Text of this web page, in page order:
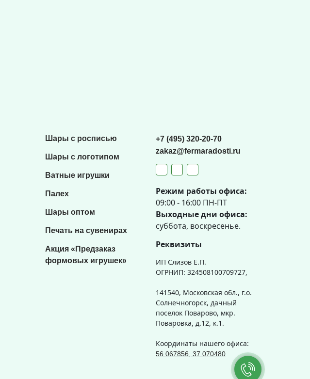
Шары с росписью
Шары с логотипом
Ватные игрушки
Палех
Шары оптом
Печать на сувенирах
Акция «Предзаказ
формовых игрушек»
+7 (495) 320-20-70
zakaz@fermaradosti.ru
Режим работы офиса:
09:00 - 16:00 ПН-ПТ
Выходные дни офиса:
суббота, воскресенье.
Реквизиты
ИП Слизов Е.П.
ОГРНИП: 324508100709727,
141540, Московская обл., г.о.
Солнечногорск, дачный
поселок Поварово, мкр.
Поваровка, д.12, к.1.
Координаты нашего офиса:
56.067856, 37.070480